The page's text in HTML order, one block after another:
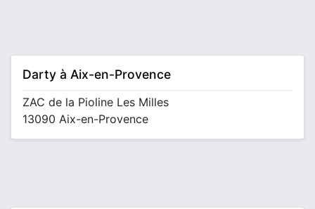
Darty à Aix-en-Provence
ZAC de la Pioline Les Milles
13090 Aix-en-Provence